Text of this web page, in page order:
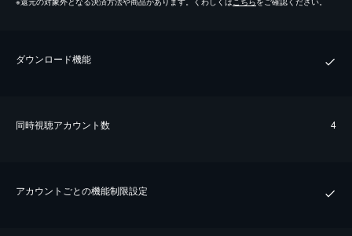
ダウンロード機能
同時視聴アカウント数 4
アカウントごとの機能制限設定